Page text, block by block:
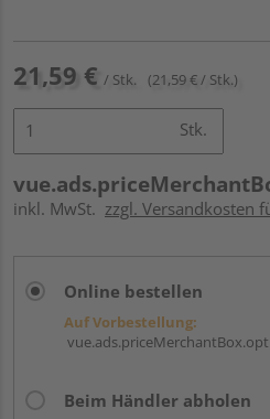
21,59 € / Stk. (21,59 € / Stk.)
Stk.
inkl. MwSt. zzgl. Versandkosten
Online bestellen
Auf Vorbestellung:
Beim Händler abholen